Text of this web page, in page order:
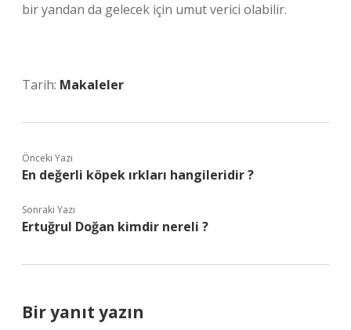
bir yandan da gelecek için umut verici olabilir.
Tarih: Makaleler
Önceki Yazı
En değerli köpek ırkları hangileridir ?
Sonraki Yazı
Ertuğrul Doğan kimdir nereli ?
Bir yanıt yazın